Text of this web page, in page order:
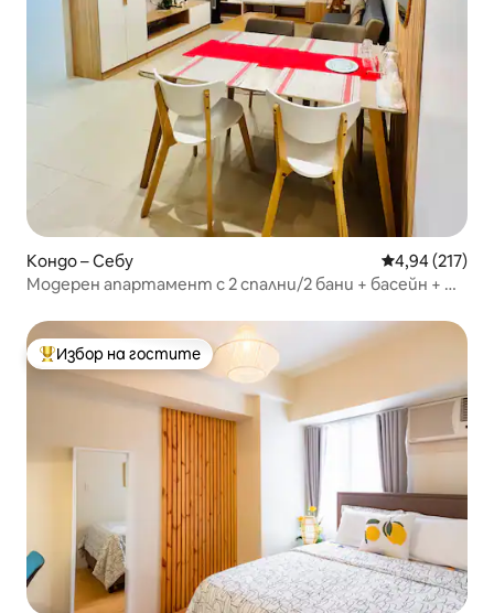
Кондо – Себу Средна
4,94 (217)
Модерен апартамент с 2 спални/2 бани + басейн + ИТ
Най-популярен избор на гостите
Избор на гостите